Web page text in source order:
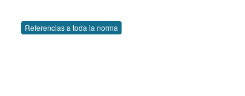
Referencias a toda la norma